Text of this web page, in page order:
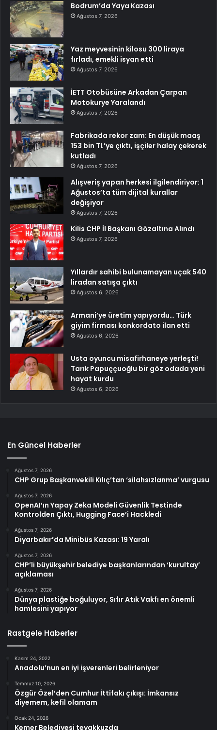
Bodrum’da Yaya Kazası
Ağustos 7, 2026
Yaz meyvesinin kilosu 300 liraya
fırladı, emekli isyan etti
Ağustos 7, 2026
İETT Otobüsüne Arkadan Çarpan
Motokurye Yaralandı
Ağustos 7, 2026
Fabrikada rekor zam: En düşük maaş
153 bin TL’ye çıktı, işçiler halay çekerek
kutladı
Ağustos 7, 2026
Alışveriş yapan herkesi ilgilendiriyor: 1
Ağustos’ta tüm dijital kurallar
değişiyor
Ağustos 7, 2026
Kilis CHP İl Başkanı Gözaltına Alındı
Ağustos 7, 2026
Yıllardır sahibi bulunamayan uçak 540
liradan satışa çıktı
Ağustos 6, 2026
Armani’ye üretim yapıyordu… Türk
giyim firması konkordato ilan etti
Ağustos 6, 2026
Usta oyuncu misafirhaneye yerleşti!
Tarık Papuççuoğlu bir göz odada yeni
hayat kurdu
Ağustos 6, 2026
En Güncel Haberler
Ağustos 7, 2026
CHP Grup Başkanvekili Kılıç’tan ‘silahsızlanma’ vurgusu
Ağustos 7, 2026
OpenAI’ın Yapay Zeka Modeli Güvenlik Testinde
Kontrolden Çıktı, Hugging Face’i Hackledi
Ağustos 7, 2026
Diyarbakır’da Minibüs Kazası: 19 Yaralı
Ağustos 7, 2026
CHP’li büyükşehir belediye başkanlarından ‘kurultay’
açıklaması
Ağustos 7, 2026
Dünya plastiğe boğuluyor, Sıfır Atık Vakfı en önemli
hamlesini yapıyor
Rastgele Haberler
Kasım 24, 2022
Anadolu’nun en iyi işverenleri belirleniyor
Temmuz 10, 2026
Özgür Özel’den Cumhur İttifakı çıkışı: İmkansız
diyemem, kefil olamam
Ocak 24, 2026
Kemer Belediyesi teyakkuzda